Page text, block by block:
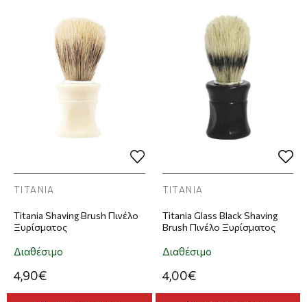
TITANIA
Titania Shaving Brush Πινέλο
Ξυρίσματος
Διαθέσιμο
4,90€
TITANIA
Titania Glass Black Shaving
Brush Πινέλο Ξυρίσματος
Διαθέσιμο
4,00€